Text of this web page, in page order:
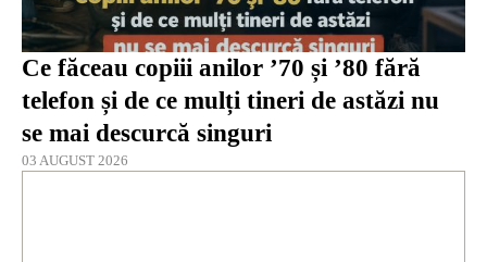
Ce făceau copiii anilor ’70 și ’80 fără
telefon și de ce mulți tineri de astăzi nu
se mai descurcă singuri
03 AUGUST 2026